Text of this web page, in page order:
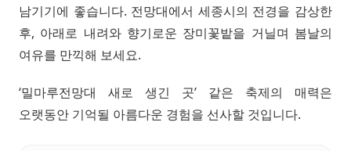
남기기에 좋습니다. 전망대에서 세종시의 전경을 감상한
후, 아래로 내려와 향기로운 장미꽃밭을 거닐며 봄날의
여유를 만끽해 보세요.
‘밀마루전망대 새로 생긴 곳’ 같은 축제의 매력은
오랫동안 기억될 아름다운 경험을 선사할 것입니다.